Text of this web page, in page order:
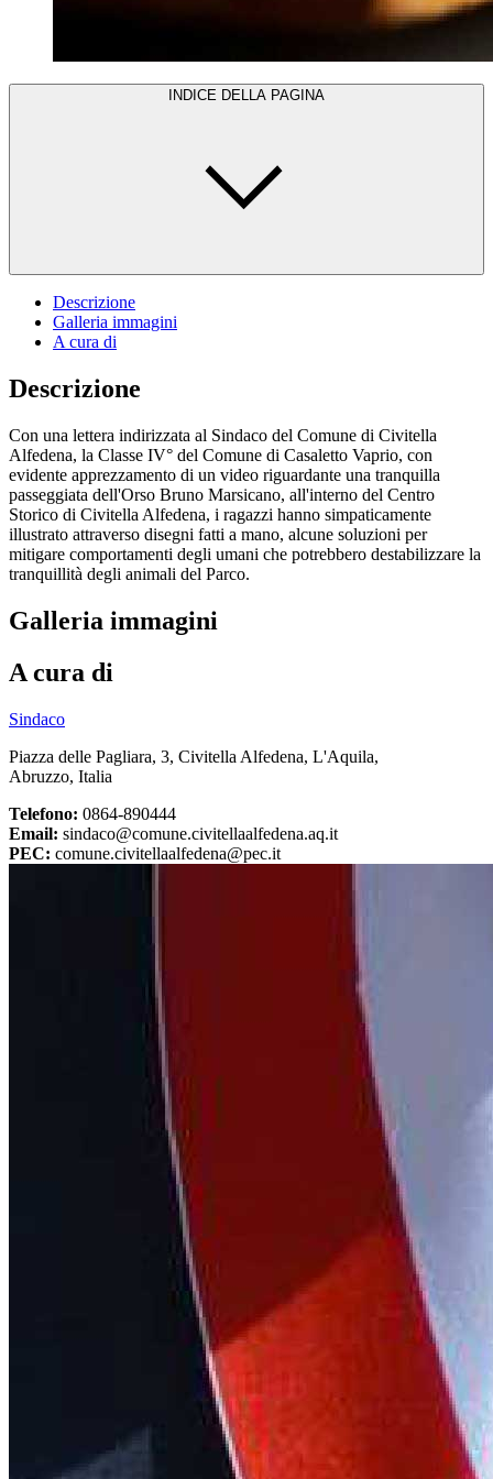
INDICE DELLA PAGINA
Descrizione
Galleria immagini
A cura di
Descrizione
Con una lettera indirizzata al Sindaco del Comune di Civitella
Alfedena, la Classe IV° del Comune di Casaletto Vaprio, con
evidente apprezzamento di un video riguardante una tranquilla
passeggiata dell'Orso Bruno Marsicano, all'interno del Centro
Storico di Civitella Alfedena, i ragazzi hanno simpaticamente
illustrato attraverso disegni fatti a mano, alcune soluzioni per
mitigare comportamenti degli umani che potrebbero destabilizzare la
tranquillità degli animali del Parco.
Galleria immagini
A cura di
Sindaco
Piazza delle Pagliara, 3, Civitella Alfedena, L'Aquila,
Abruzzo, Italia
Telefono: 0864-890444
Email: sindaco@comune.civitellaalfedena.aq.it
PEC: comune.civitellaalfedena@pec.it